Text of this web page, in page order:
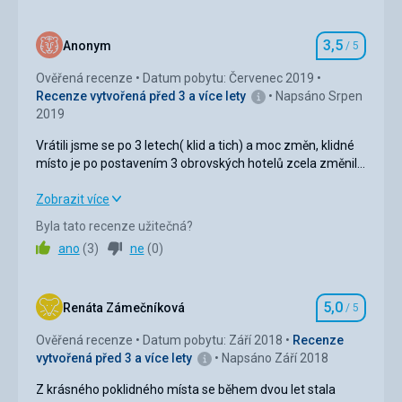
Anonym Hodnocení
3,5 / 5
Ověřená recenze
Datum pobytu: Červenec 2019
Recenze vytvořená před 3 a více lety
Napsáno Srpen
2019
Vrátili jsme se po 3 letech( klid a tich) a moc změn, klidné
místo je po postavením 3 obrovských hotelů zcela změnilo
Vrátili jsme se po 3 letech( klid a tich) a moc změn, klidné
na .....
Ubytování 3,0/ 5
Okolí 3,0
Zobrazit více
Byla tato recenze užitečná?
ano (3) ne (0)
Renáta Zámečníková Hodnocení
5,0 / 5
Ověřená recenze Datum pobytu: Září 2018
Recenze
vytvořená před 3 a více lety
Napsáno Září 2018
Z krásného poklidného místa se během dvou let stala